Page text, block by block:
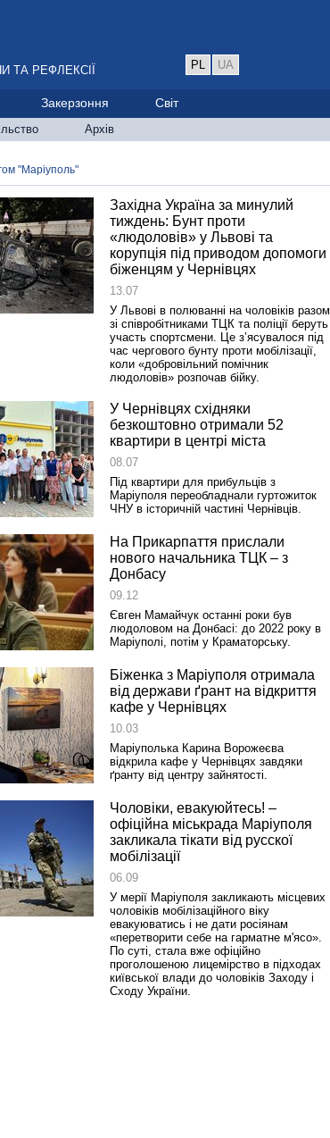
ТА РЕФЛЕКСІЇ PL UA
Закерзоння Світ
Архів
"Маріуполь"
Західна Україна за минулий
тиждень: Бунт проти
«людоловів» у Львові та
корупція під приводом допомоги
біженцям у Чернівцях
13.07
У Львові в полюванні на чоловіків разом
зі співробітниками ТЦК та поліції беруть
участь спортсмени. Це з’ясувалося під
час чергового бунту проти мобілізації,
коли «добровільний помічник
людоловів» розпочав бійку.
У Чернівцях східняки
безкоштовно отримали 52
квартири в центрі міста
08.07
Під квартири для прибульців з
Маріуполя переобладнали гуртожиток
ЧНУ в історичній частині Чернівців.
На Прикарпаття прислали
нового начальника ТЦК – з
Донбасу
09.12
Євген Мамайчук останні роки був
людоловом на Донбасі: до 2022 року в
Маріуполі, потім у Краматорську.
Біженка з Маріуполя отримала
від держави ґрант на відкриття
кафе у Чернівцях
10.03
Маріуполька Карина Ворожеєва
відкрила кафе у Чернівцях завдяки
ґранту від центру зайнятості.
Чоловіки, евакуюйтесь! –
офіційна міськрада Маріуполя
закликала тікати від русскої
мобілізації
06.09
У мерії Маріуполя закликають місцевих
чоловіків мобілізаційного віку
евакуюватись і не дати росіянам
«перетворити себе на гарматне м'ясо».
По суті, стала вже офіційно
проголошеною лицемірство в підходах
київської влади до чоловіків Заходу і
Сходу України.